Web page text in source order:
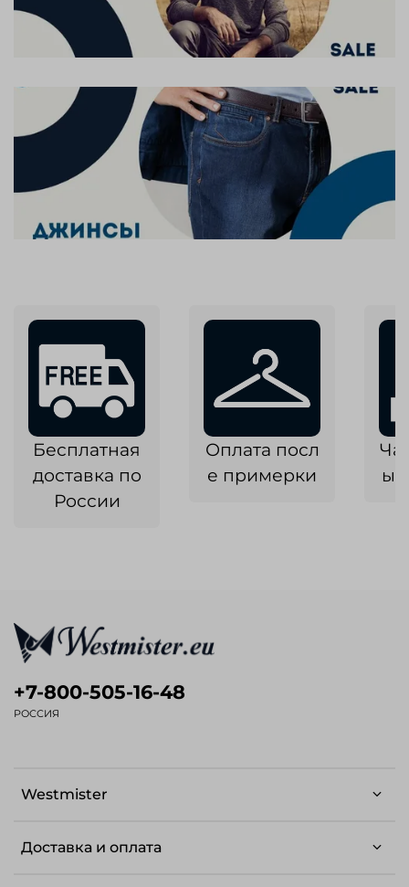
Бесплатная
доставка по
России
Оплата посл
е примерки
Westmister
Доставка и оплата
+7-800-505-16-48
РОССИЯ